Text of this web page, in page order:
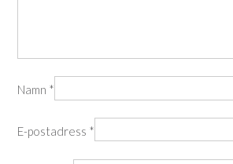
Namn *
E-postadress *